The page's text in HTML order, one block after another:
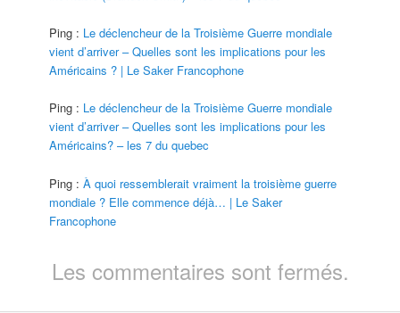
Ping : Le déclencheur de la Troisième Guerre mondiale
vient d’arriver – Quelles sont les implications pour les
Américains ? | Le Saker Francophone
Ping : Le déclencheur de la Troisième Guerre mondiale
vient d’arriver – Quelles sont les implications pour les
Américains? – les 7 du quebec
Ping :À quoi ressemblerait vraiment la troisième guerre
mondiale ? Elle commence déjà… | Le Saker
Francophone
Les commentaires sont fermés.